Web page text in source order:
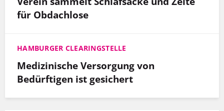
für Obdachlose
HAMBURGER CLEARINGSTELLE
Medizinische Versorgung von
Bedürftigen ist gesichert